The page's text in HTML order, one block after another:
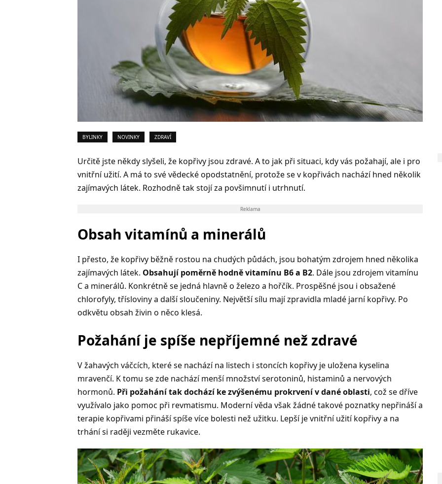
BYLINKY NOVINKY ZDRAVÍ
Určitě jste někdy slyšeli, že kopřivy jsou zdravé. A to jak při situaci, kdy vás požahají, ale i pro
vnitřní užití. A má to své vědecké opodstatnění, protože se v kopřivách nachází hned několik
zajímavých látek. Rozhodně tak stojí za povšimnutí i utrhnutí.
Reklama
Obsah vitamínů a minerálů
I přesto, že kopřivy běžně rostou na chudých půdách, jsou bohatým zdrojem hned několika
zajímavých látek. Obsahují poměrně hodně vitamínu B6 a B2. Dále jsou zdrojem vitamínu
C a minerálů. Konkrétně se jedná hlavně o železo a hořčík. Prospěšné jsou i obsažené
chlorofyly, třísloviny a další sloučeniny. Největší sílu mají zpravidla mladé jarní kopřivy. Po
odkvětu obsah živin o něco klesá.
Požahání je spíše nepříjemné než zdravé
V žahavých váčcích, které se nachází na listech i stoncích kopřivy je uložena kyselina
mravenčí. K tomu se zde nachází menší množství serotoninů, histaminů a nervových
hormonů. Při požahání tak dochází ke zvýšenému prokrvení v dané oblasti, což se dříve
využívalo jako pomoc při revmatismu. Moderní věda však žádné takové poznatky nepřináší a
terapie kopřivami přináší spíše více bolesti než užitku. Lepší je vnitřní užití kopřivy a na
trhání si raději vezměte rukavice.